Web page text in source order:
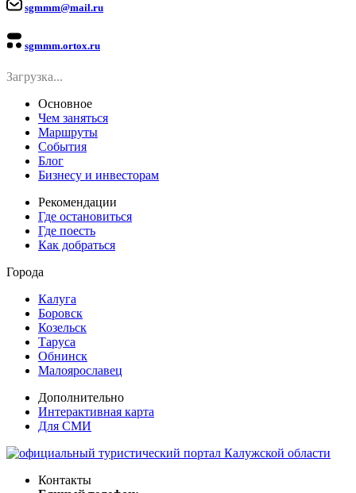
sgmmm@mail.ru
sgmmm.ortox.ru
Загрузка...
Основное
Чем заняться
Маршруты
События
Блог
Бизнесу и инвесторам
Рекомендации
Где остановиться
Где поесть
Как добраться
Города
Калуга
Боровск
Козельск
Таруса
Обнинск
Малоярославец
Дополнительно
Интерактивная карта
Для СМИ
Контакты